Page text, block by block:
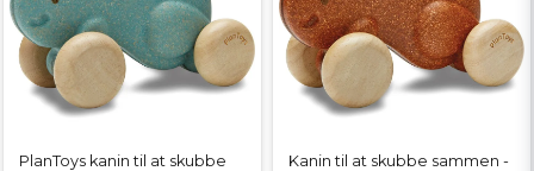
PlanToys kanin til at skubbe
Kanin til at skubbe sammen -